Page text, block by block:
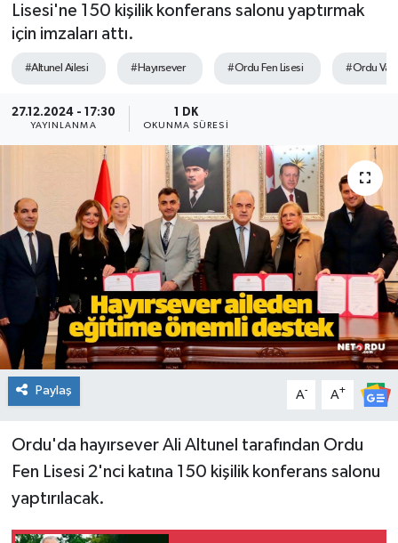
Lisesi'ne 150 kişilik konferans salonu yaptırmak
için imzaları attı.
#Altunel Ailesi #Hayırsever #Ordu Fen Lisesi #Ordu
27.12.2024 - 17:30
YAYINLANMA
1 DK
OKUNMA SÜRESI
Paylaş A- A+
Ordu'da hayırsever Ali Altunel tarafından Ordu
Fen Lisesi 2'nci katına 150 kişilik konferans salonu
yaptırılacak.
EMLAK
GÜNDEM
İNSAN
KULTUR-SANAT
MAGAZİN
MEDYA
OTOMOBİL
ÖZEL HABER
POLİTİKA
SAĞLIK
Tüm Manşetler
Son Dakika Haberleri
Haber Arşivi